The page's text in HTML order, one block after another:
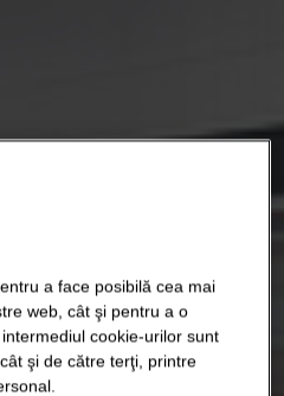
a face posibilă cea mai
web, cât şi pentru a o
cookie-urilor sunt
şi de către terţi, printre